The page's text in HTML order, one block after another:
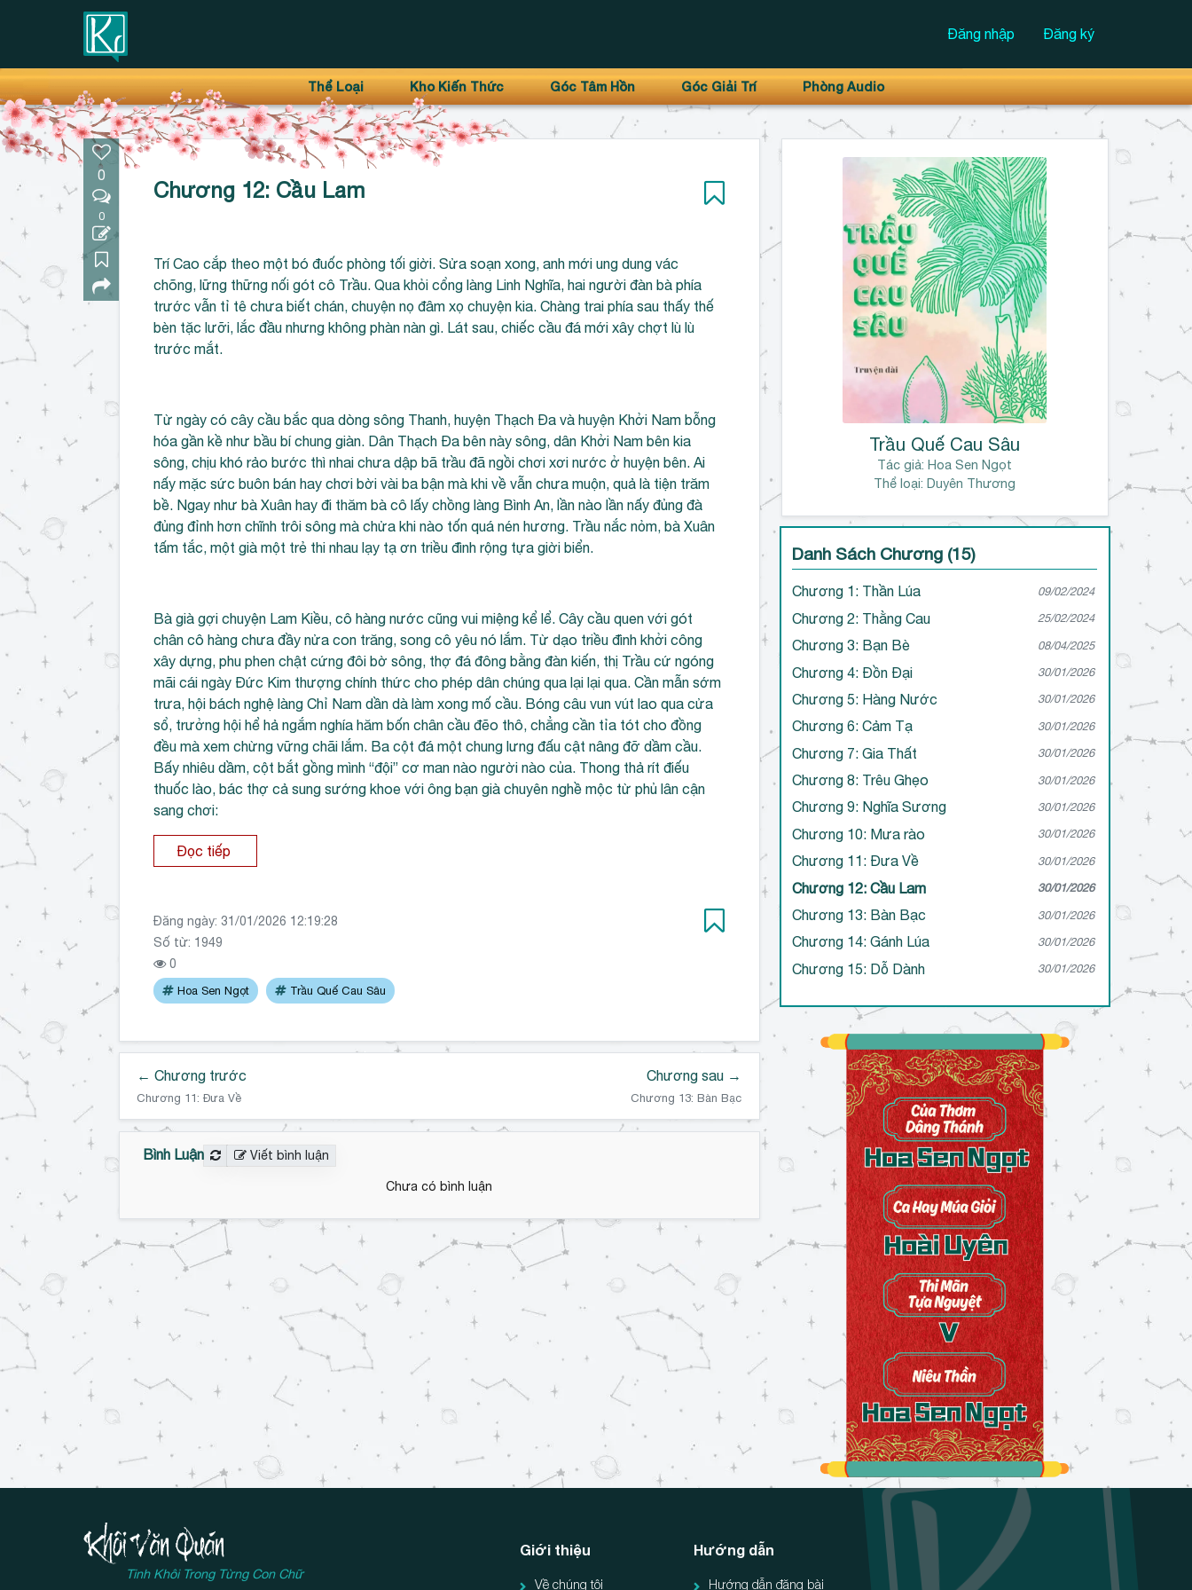
qua
Thanh điều hướng trên
Đăng nhập Đăng ký
Thể Loại Kho Kiến Thức Góc Tâm Hồn Góc Giải Trí Phòng Audio
0
0
Chương 12: Cầu Lam
Trí Cao cắp theo một bó đuốc phòng tối giời. Sửa soạn xong, anh mới ung dung vác
chõng, lững thững nối gót cô Trầu. Qua khỏi cổng làng Linh Nghĩa, hai người đàn bà phía
trước vẫn tỉ tê chưa biết chán, chuyện nọ đâm xọ chuyện kia. Chàng trai phía sau thấy thế
bèn tặc lưỡi, lắc đầu nhưng không phàn nàn gì. Lát sau, chiếc cầu đá mới xây chợt lù lù
trước mắt.
Từ ngày có cây cầu bắc qua dòng sông Thanh, huyện Thạch Đa và huyện Khởi Nam bỗng
hóa gần kề như bầu bí chung giàn. Dân Thạch Đa bên này sông, dân Khởi Nam bên kia
sông, chịu khó rảo bước thì nhai chưa dập bã trầu đã ngồi chơi xơi nước ở huyện bên. Ai
nấy mặc sức buôn bán hay chơi bời vài ba bận mà khi về vẫn chưa muộn, quả là tiện trăm
bề. Ngay như bà Xuân hay đi thăm bà cô lấy chồng làng Bình An, lần nào lần nấy đủng đà
đủng đỉnh hơn chĩnh trôi sông mà chửa khi nào tốn quá nén hương. Trầu nắc nỏm, bà Xuân
tấm tắc, một già một trẻ thi nhau lạy tạ ơn triều đình rộng tựa giời biển.
Bà già gợi chuyện Lam Kiều, cô hàng nước cũng vui miệng kể lể. Cây cầu quen với gót
chân cô hàng chưa đầy nửa con trăng, song cô yêu nó lắm. Từ dạo triều đình khởi công
xây dựng, phu phen chật cứng đôi bờ sông, thợ đá đông bằng đàn kiến, thị Trầu cứ ngóng
mãi cái ngày Đức Kim thượng chính thức cho phép dân chúng qua lại lại qua. Cần mẫn sớm
trưa, hội bách nghệ làng Chỉ Nam dần dà làm xong mố cầu. Bóng câu vun vút lao qua cửa
sổ, trưởng hội hể hả ngắm nghía hăm bốn chân cầu đẽo thô, chẳng cần tỉa tót cho đồng
đều mà xem chừng vững chãi lắm. Ba cột đá một chung lưng đấu cật nâng đỡ dầm cầu.
Bấy nhiêu dầm, cột bắt gồng mình “đội” cơ man nào người nào của. Thong thả rít điếu
thuốc lào, bác thợ cả sung sướng khoe với ông bạn già chuyên nghề mộc từ phủ lân cận
sang chơi:
Đọc tiếp
Đăng ngày: 31/01/2026 12:19:28
Số từ: 1949
0
Hoa Sen Ngọt Trầu Quế Cau Sâu
← Chương trước
Chương 11: Đưa Về
Chương sau →
Chương 13: Bàn Bạc
Bình Luận Viết bình luận
Chưa có bình luận
Trầu Quế Cau Sâu
Tác giả:Hoa Sen Ngọt
Thể loại: Duyên Thương
Danh Sách Chương (15)
Chương 1: Thần Lúa 09/02/2024
Chương 2: Thằng Cau 25/02/2024
Chương 3: Bạn Bè 08/04/2025
Chương 4: Đồn Đại 30/01/2026
Chương 5: Hàng Nước 30/01/2026
Chương 6: Cảm Tạ 30/01/2026
Chương 7: Gia Thất 30/01/2026
Chương 8: Trêu Ghẹo 30/01/2026
Chương 9: Nghĩa Sương 30/01/2026
Chương 10: Mưa rào 30/01/2026
Chương 11: Đưa Về 30/01/2026
Chương 12: Cầu Lam 30/01/2026
Chương 13: Bàn Bạc 30/01/2026
Chương 14: Gánh Lúa 30/01/2026
Chương 15: Dỗ Dành 30/01/2026
Tinh Khôi Trong Từng Con Chữ
Giới thiệu
Về chúng tôi
Hướng dẫn
Hướng dẫn đăng bài